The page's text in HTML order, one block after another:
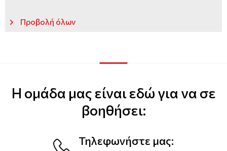
Προβολή όλων
Η ομάδα μας είναι εδώ για να σε
βοηθήσει:
Τηλεφωνήστε μας: